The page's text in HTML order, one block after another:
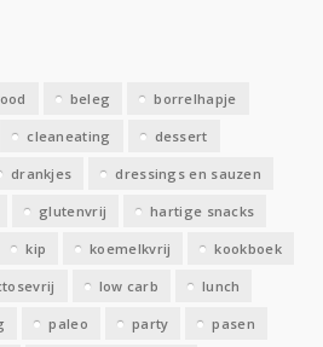
beleg borrelhapje
cleaneating dessert
drankjes dressings en sauzen
glutenvrij hartige snacks
kip koemelkvrij kookboek
low carb lunch
paleo party pasen